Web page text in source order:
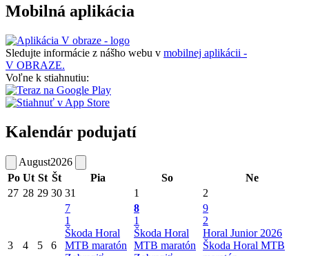
Mobilná aplikácia
Sledujte informácie z nášho webu v mobilnej aplikácii -
V OBRAZE.
Voľne k stiahnutiu:
Kalendár podujatí
August2026
Po Ut St Št Pia So
Ne
27 28 29 30 31 1 2
3 4 5 6
7
1
Škoda Horal
MTB maratón
8
1
Škoda Horal
MTB maratón
9
2
Horal Junior 2026
Škoda Horal MTB